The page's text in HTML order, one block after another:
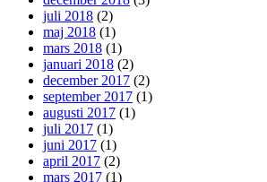
juli 2018 (2)
maj 2018 (1)
mars 2018 (1)
januari 2018 (2)
december 2017 (2)
september 2017 (1)
augusti 2017 (1)
juli 2017 (1)
juni 2017 (1)
april 2017 (2)
mars 2017 (1)